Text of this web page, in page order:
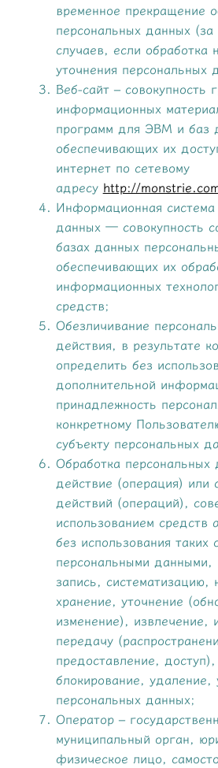
временное прекращение
персональных данных (за
случаев, если обработка
уточнения персональных
Веб-сайт – совокупность
информационных
программ для ЭВМ и баз
обеспечивающих их
интернет по сетевому
адресу http://
Информационная
данных — совокупность
базах данных
обеспечивающих их
информационных
средств;
Обезличивание
действия, в результате
определить без
дополнительной
принадлежность
конкретному
субъекту персональных
Обработка
действие (операция) или
действий (операций),
использованием средств
без использования таких
персональными данными,
запись, систематизацию,
хранение, уточнение
изменение), извлечение,
передачу
предоставление,
блокирование, удаление,
персональных данных;
Оператор –
муниципальный орган,
физическое лицо,